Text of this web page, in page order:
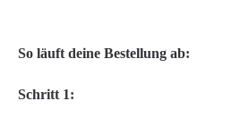
So läuft deine Bestellung ab:
Schritt 1: